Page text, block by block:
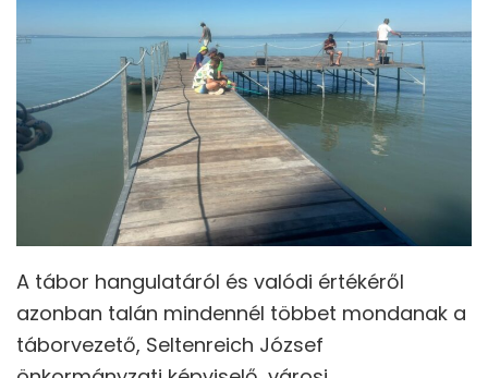
A tábor hangulatáról és valódi értékéről
azonban talán mindennél többet mondanak a
táborvezető, Seltenreich József